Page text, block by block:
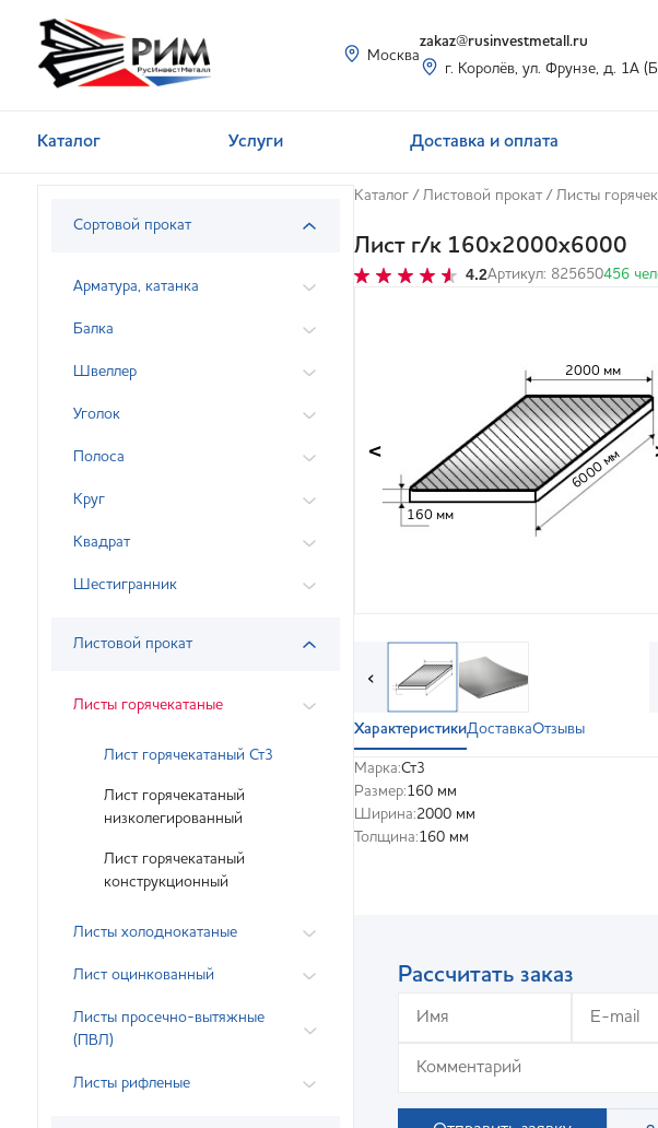
Москва
zakaz@rusinvestmetall.ru
г. Королёв, ул. Фрунзе, д. 1А
Каталог Услуги Доставка и оплата
Сортовой прокат
Арматура, катанка
Балка
Швеллер
Уголок
Полоса
Круг
Квадрат
Шестигранник
Листовой прокат
Листы горячекатаные
Лист горячекатаный Ст3
Лист горячекатаный
низколегированный
Лист горячекатаный
конструкционный
Листы холоднокатаные
Лист оцинкованный
Листы просечно-вытяжные
(ПВЛ)
Листы рифленые
Каталог / Листовой прокат / Листы
Лист г/к 160х2000х6000
4.2Артикул: 825650456
2000 мм
6000 мм
160 мм
<
‹
ХарактеристикиДоставкаОтзывы
Марка:Ст3
Размер:160 мм
Ширина:2000 мм
Толщина:160 мм
Рассчитать заказ